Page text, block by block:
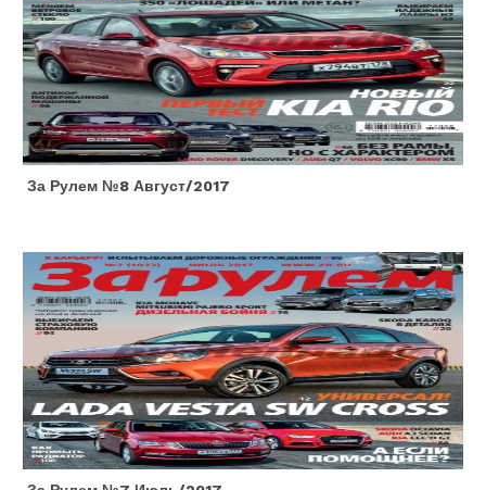
За Рулем №8 Август/2017